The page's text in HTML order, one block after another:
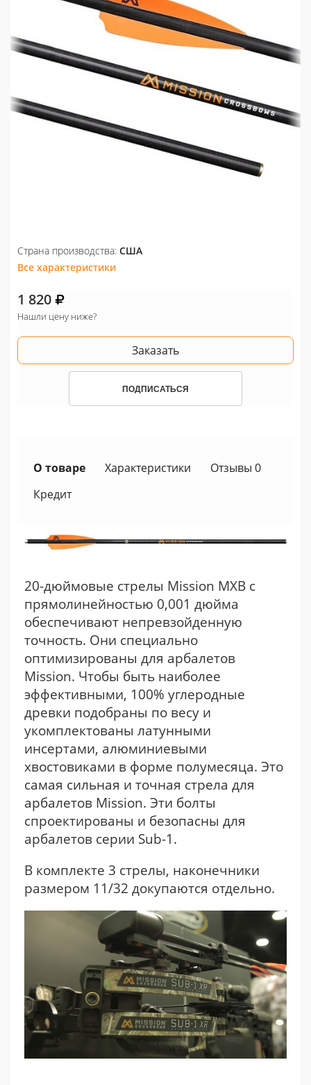
Страна производства: США
Все характеристики
1 820
Нашли цену ниже?
Заказать
ПОДПИСАТЬСЯ
О товаре Характеристики
Отзывы 0
Кредит
20-дюймовые стрелы Mission MXB с
прямолинейностью 0,001 дюйма
обеспечивают непревзойденную
точность. Они специально
оптимизированы для арбалетов
Mission. Чтобы быть наиболее
эффективными, 100% углеродные
древки подобраны по весу и
укомплектованы латунными
инсертами, алюминиевыми
хвостовиками в форме полумесяца. Это
самая сильная и точная стрела для
арбалетов Mission. Эти болты
спроектированы и безопасны для
арбалетов серии Sub-1.
В комплекте 3 стрелы, наконечники
размером 11/32 докупаются отдельно.